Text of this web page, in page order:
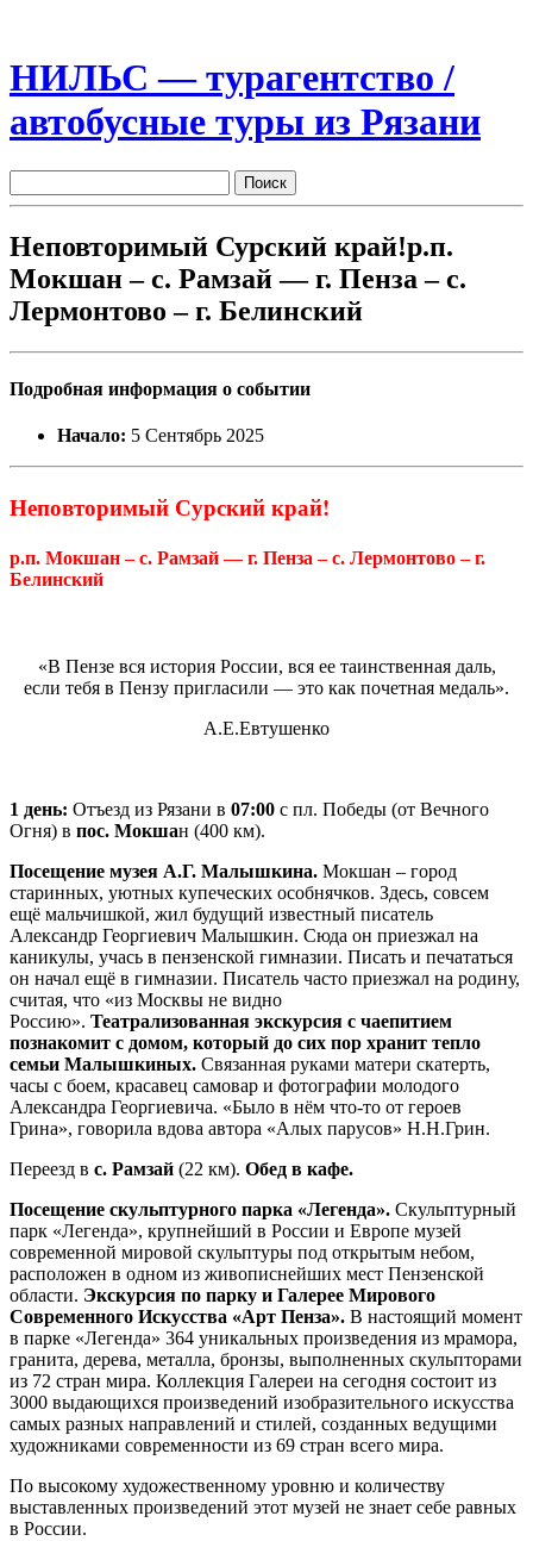
НИЛЬС — турагентство /
автобусные туры из Рязани
Неповторимый Сурский край!р.п.
Мокшан – с. Рамзай — г. Пенза – с.
Лермонтово – г. Белинский
Подробная информация о событии
Начало: 5 Сентябрь 2025
Неповторимый Сурский край!
р.п. Мокшан – с. Рамзай — г. Пенза – с. Лермонтово – г.
Белинский
«В Пензе вся история России, вся ее таинственная даль,
если тебя в Пензу пригласили — это как почетная медаль».
А.Е.Евтушенко
1 день: Отъезд из Рязани в 07:00 с пл. Победы (от Вечного
Огня) в пос. Мокшан (400 км).
Посещение музея А.Г. Малышкина. Мокшан – город
старинных, уютных купеческих особнячков. Здесь, совсем
ещё мальчишкой, жил будущий известный писатель
Александр Георгиевич Малышкин. Сюда он приезжал на
каникулы, учась в пензенской гимназии. Писать и печататься
он начал ещё в гимназии. Писатель часто приезжал на родину,
считая, что «из Москвы не видно
Россию». Театрализованная экскурсия с чаепитием
познакомит с домом, который до сих пор хранит тепло
семьи Малышкиных. Связанная руками матери скатерть,
часы с боем, красавец самовар и фотографии молодого
Александра Георгиевича. «Было в нём что-то от героев
Грина», говорила вдова автора «Алых парусов» Н.Н.Грин.
Переезд в с. Рамзай (22 км). Обед в кафе.
Посещение скульптурного парка «Легенда». Скульптурный
парк «Легенда», крупнейший в России и Европе музей
современной мировой скульптуры под открытым небом,
расположен в одном из живописнейших мест Пензенской
области. Экскурсия по парку и Галерее Мирового
Современного Искусства «Арт Пенза». В настоящий момент
в парке «Легенда» 364 уникальных произведения из мрамора,
гранита, дерева, металла, бронзы, выполненных скульпторами
из 72 стран мира. Коллекция Галереи на сегодня состоит из
3000 выдающихся произведений изобразительного искусства
самых разных направлений и стилей, созданных ведущими
художниками современности из 69 стран всего мира.
По высокому художественному уровню и количеству
выставленных произведений этот музей не знает себе равных
в России.